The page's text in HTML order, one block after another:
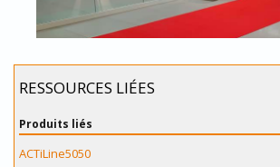
RESSOURCES LIÉES
Produits liés
ACTiLine5050